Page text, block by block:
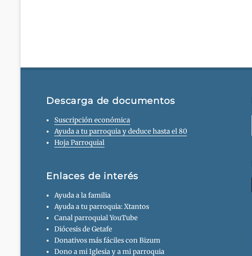
Descarga de documentos
Suscripción económica
Ayuda a tu parroquia y deduce hasta el 80
Hoja Parroquial
Enlaces de interés
Ayuda a la familia
Ayuda a tu parroquia: Xtantos
Canal parroquial YouTube
Diócesis de Getafe
Donativos más fáciles con Bizum
Dono a mi Iglesia y a mi parroquia